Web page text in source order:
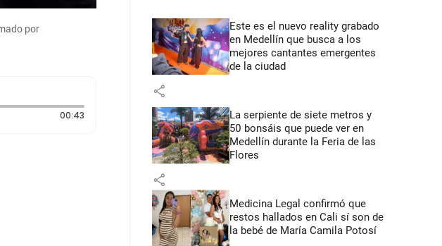
por
00:43Duración: 43 segundos
Este es el nuevo reality grabado
en Medellín que busca a los
mejores cantantes emergentes
de la ciudad
share
La serpiente de siete metros y
50 bonsáis que puede ver en
Medellín durante la Feria de las
Flores
share
Medicina Legal confirmó que
restos hallados en Cali sí son de
la bebé de María Camila Potosí